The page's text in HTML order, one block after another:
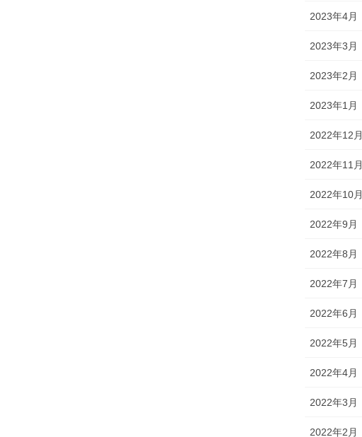
2023年4月
2023年3月
2023年2月
2023年1月
2022年12月
2022年11月
2022年10月
2022年9月
2022年8月
2022年7月
2022年6月
2022年5月
2022年4月
2022年3月
2022年2月